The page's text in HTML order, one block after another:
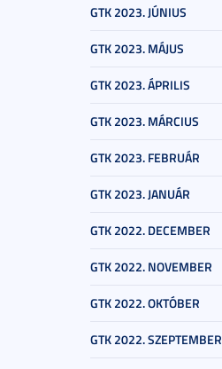
GTK 2023. JÚNIUS
GTK 2023. MÁJUS
GTK 2023. ÁPRILIS
GTK 2023. MÁRCIUS
GTK 2023. FEBRUÁR
GTK 2023. JANUÁR
GTK 2022. DECEMBER
GTK 2022. NOVEMBER
GTK 2022. OKTÓBER
GTK 2022. SZEPTEMBER